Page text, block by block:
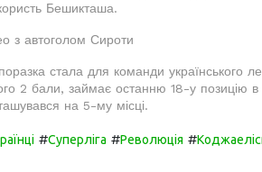
Бешикташа.
з автоголом Сироти
стала для команди українського
2 бали, займає останню 18-у позицію
на 5-му місці.
#Суперліга #Революція #